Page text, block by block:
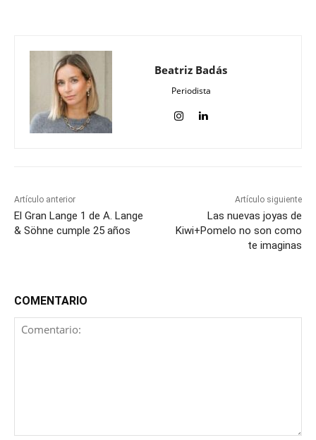
Beatriz Badás
Periodista
Artículo anterior
El Gran Lange 1 de A. Lange
& Söhne cumple 25 años
Artículo siguiente
Las nuevas joyas de
Kiwi+Pomelo no son como
te imaginas
COMENTARIO